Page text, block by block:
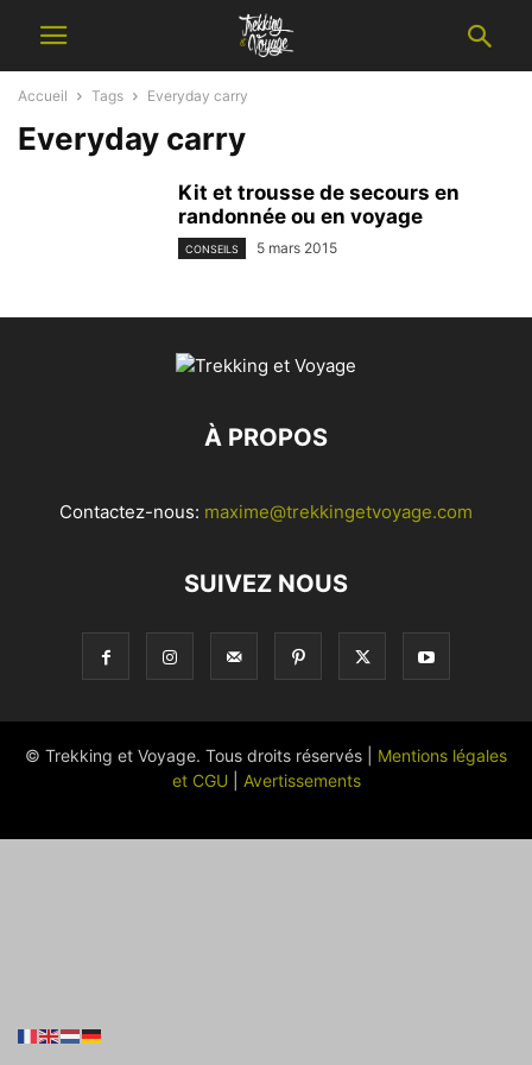
Accueil Tags Everyday carry
Everyday carry
Kit et trousse de secours en
randonnée ou en voyage
CONSEILS 5 mars 2015
À PROPOS
Contactez-nous: maxime@trekkingetvoyage.com
SUIVEZ NOUS
© Trekking et Voyage. Tous droits réservés | Mentions légales
et CGU
Avertissements